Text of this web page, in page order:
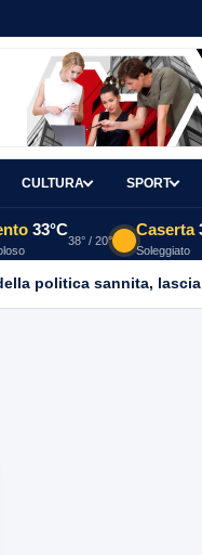
CULTURA SPORT
33°C
38° / 20°
Caserta
Soleggiato
politica sannita,